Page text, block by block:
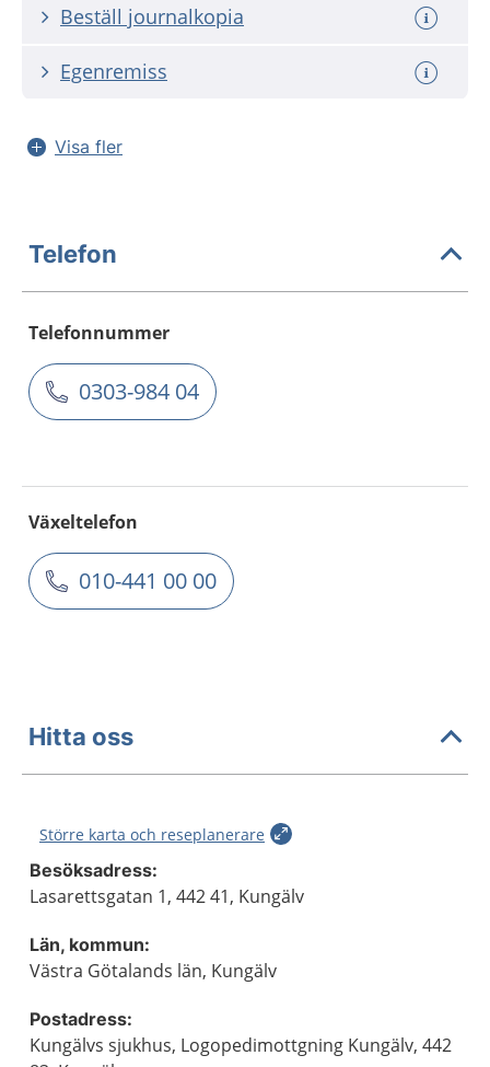
Beställ journalkopia
Egenremiss
Visa fler
Telefon
Telefonnummer
0303-984 04
Växeltelefon
010-441 00 00
Hitta oss
Större karta och reseplanerare
Besöksadress:
Lasarettsgatan 1, 442 41, Kungälv
Län, kommun:
Västra Götalands län, Kungälv
Postadress:
Kungälvs sjukhus, Logopedimottgning Kungälv, 442